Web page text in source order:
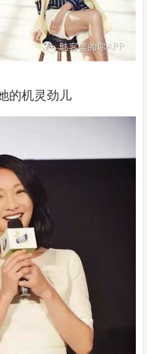
的机灵劲儿